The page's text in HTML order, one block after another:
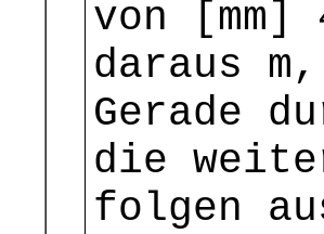
von [mm]
daraus
Gerade
die
folgen